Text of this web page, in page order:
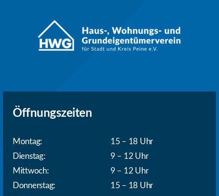
Öffnungszeiten
Montag:
Dienstag:
Mittwoch:
Donnerstag:
15 – 18 Uhr
9 – 12 Uhr
9 – 12 Uhr
15 – 18 Uhr